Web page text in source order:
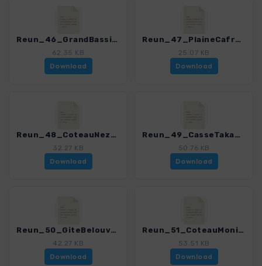
Reun_46_GrandBassin_0150_1.gpx
62.35 KB
Download
Reun_47_PlaineCafres_0150_1.gpx
25.07 KB
Download
Reun_48_CoteauNezBaeuf_0150_1.gpx
32.27 KB
Download
Reun_49_CasseTakamaka-Hirondelles_0150_1.gpx
50.76 KB
Download
Reun_50_GiteBelouve-TrouFer_0150_1.gpx
42.27 KB
Download
Reun_51_CoteauMonique-TrouFer_0150_1.gpx
53.51 KB
Download